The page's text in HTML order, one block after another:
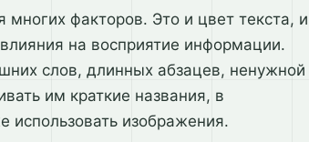
многих факторов. Это и цвет текста, и
на восприятие информации.
слов, длинных абзацев, ненужной
им краткие названия, в
использовать изображения.